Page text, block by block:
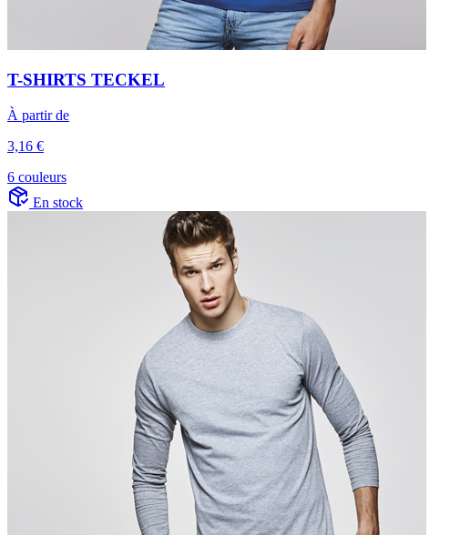
T-SHIRTS TECKEL
À partir de
3,16 €
6 couleurs
En stock